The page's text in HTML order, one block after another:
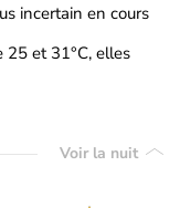
incertain en cours
25 et 31°C, elles
Voir la nuit